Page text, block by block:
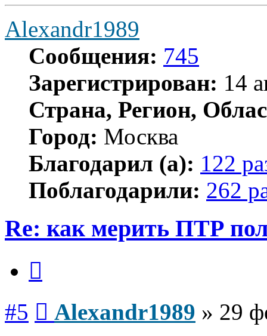
Alexandr1989
Сообщения: 745
Зарегистрирован: 14
Страна, Регион,
Город: Москва
Благодарил (а): 122
Поблагодарили: 262
Re: как мерить ПТР
#5 Alexandr1989 » 29